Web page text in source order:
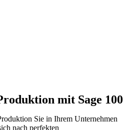
mit Sage 100
Sie in Ihrem Unternehmen
nach perfekten